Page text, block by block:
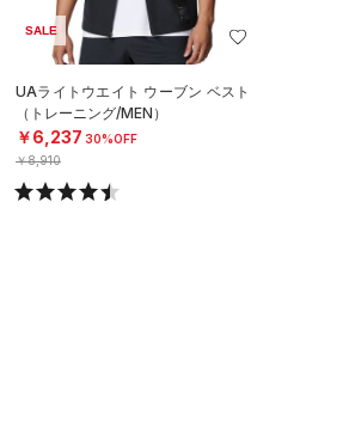
SALE
UAライトウエイト ウーブン ベスト
（トレーニング/MEN）
￥6,237 30%OFF
￥8,910